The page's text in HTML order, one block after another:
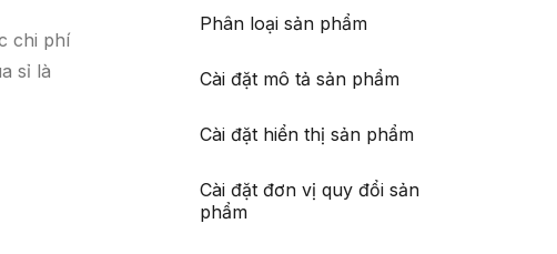
chi phí
sỉ là
Phân loại sản phẩm
Cài đặt mô tả sản phẩm
Cài đặt hiển thị sản phẩm
Cài đặt đơn vị quy đổi sản
phẩm